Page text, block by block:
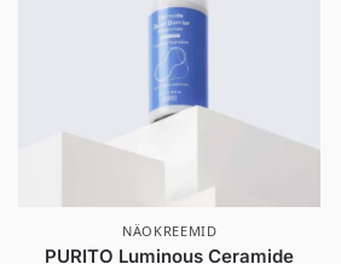
NÄOKREEMID
PURITO Luminous Ceramide